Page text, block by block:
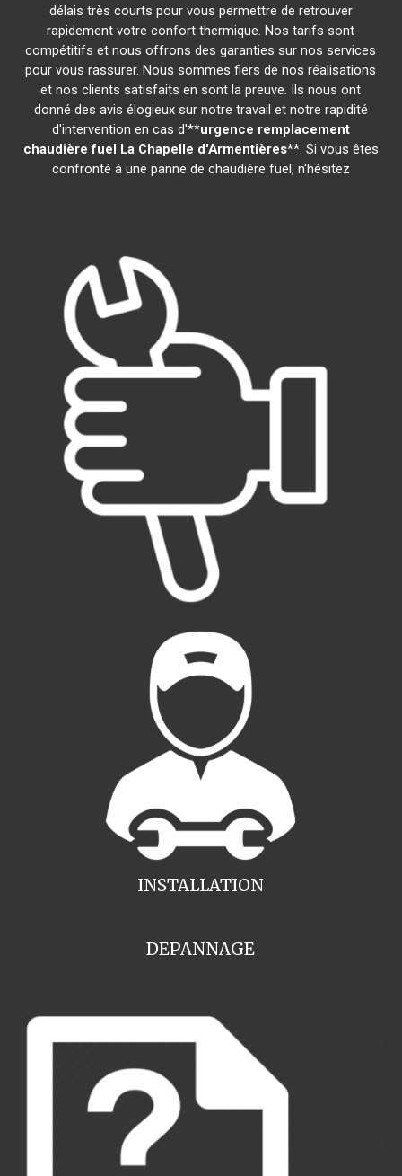
délais très courts pour vous permettre de retrouver
rapidement votre confort thermique. Nos tarifs sont
compétitifs et nous offrons des garanties sur nos services
pour vous rassurer. Nous sommes fiers de nos réalisations
et nos clients satisfaits en sont la preuve. Ils nous ont
donné des avis élogieux sur notre travail et notre rapidité
d'intervention en cas d'**urgence remplacement
chaudière fuel La Chapelle d'Armentières**. Si vous êtes
confronté à une panne de chaudière fuel, n'hésitez
INSTALLATION
DEPANNAGE